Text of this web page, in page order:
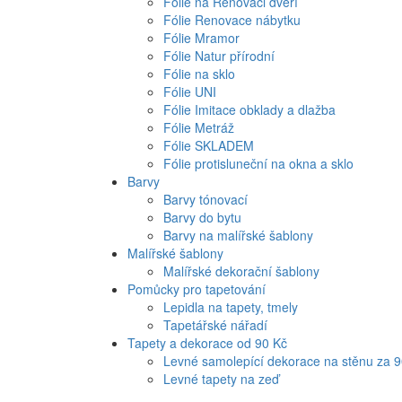
Fólie Renovace nábytku
Fólie Mramor
Fólie Natur přírodní
Fólie na sklo
Fólie UNI
Fólie Imitace obklady a dlažba
Fólie Metráž
Fólie SKLADEM
Fólie protisluneční na okna a sklo
Barvy
Barvy tónovací
Barvy do bytu
Barvy na malířské šablony
Malířské šablony
Malířské dekorační šablony
Pomůcky pro tapetování
Lepidla na tapety, tmely
Tapetářské nářadí
Tapety a dekorace od 90 Kč
Levné samolepící dekorace na stěnu za
Levné tapety na zeď